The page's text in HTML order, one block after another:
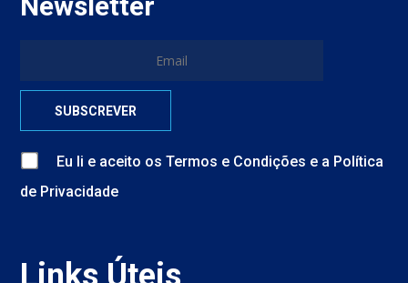
Eu li e aceito osTermos e Condições e a Política
de Privacidade